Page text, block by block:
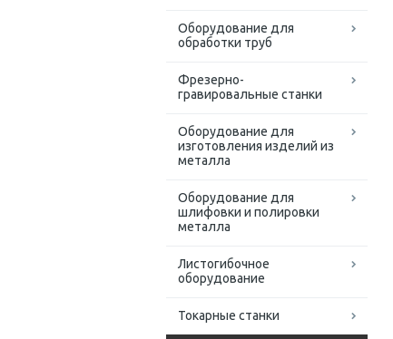
Оборудование для
обработки труб
Фрезерно-
гравировальные станки
Оборудование для
изготовления изделий из
металла
Оборудование для
шлифовки и полировки
металла
Листогибочное
оборудование
Токарные станки